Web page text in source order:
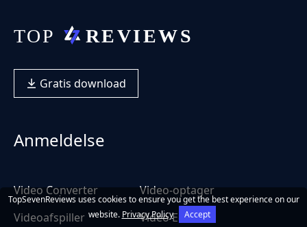
Gratis download
Anmeldelse
Video Converter
Video-optager
Videoafspiller
Video Editor
TopSevenReviews uses cookies to ensure you get the best experience on our
website. Privacy Policy Accept